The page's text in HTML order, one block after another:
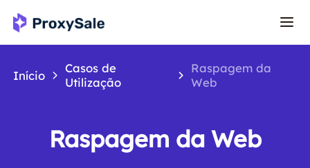
Início
Casos de
Utilização
Raspagem da
Web
Raspagem da Web